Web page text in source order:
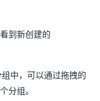
到新创建的
中，可以通过拖拽的
分组。